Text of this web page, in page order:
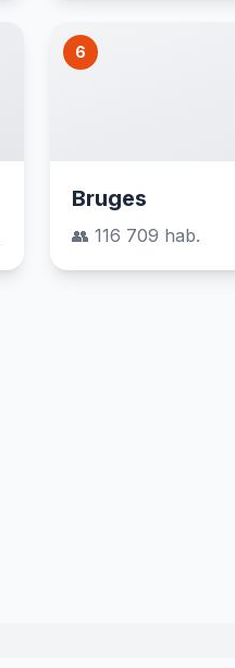
6
Bruges
👥 116 709 hab.